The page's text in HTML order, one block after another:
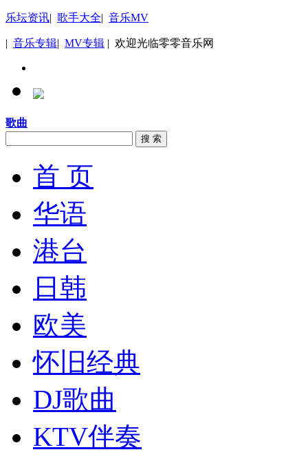
乐坛资讯| 歌手大全| 音乐MV
| 音乐专辑| MV专辑 | 欢迎光临零零音乐网
歌曲
搜 索
首 页
华语
港台
日韩
欧美
怀旧经典
DJ歌曲
KTV伴奏